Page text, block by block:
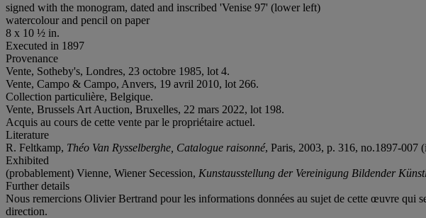
signed with the monogram, dated and inscribed 'Venise 97' (lower left)
watercolour and pencil on paper
8 x 10 ½ in.
Executed in 1897
Provenance
Vente, Sotheby's, Londres, 23 octobre 1985, lot 4.
Vente, Campo & Campo, Anvers, 19 avril 2010, lot 266.
Collection particulière, Belgique.
Vente, Brussels Art Auction, Bruxelles, 22 mars 2022, lot 198.
Acquis au cours de cette vente par le propriétaire actuel.
Literature
R. Feltkamp, Théo Van Rysselberghe, Catalogue raisonné, Paris, 2003, p. 316, no.1897-007
Exhibited
(probablement) Vienne, Wiener Secession, Kunstausstellung der Vereinigung Bildender
Further details
Nous remercions Olivier Bertrand pour les informations données au sujet de cette œuvre qui
direction.